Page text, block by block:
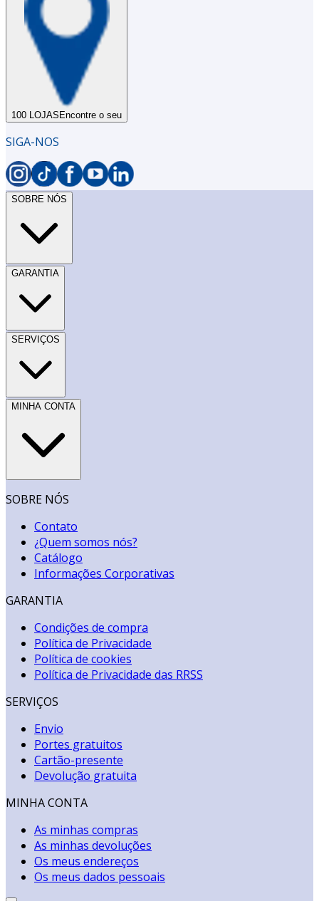
100 LOJAS Encontre o seu
SIGA-NOS
SOBRE NÓS
GARANTIA
SERVIÇOS
MINHA CONTA
SOBRE NÓS
Contato
¿Quem somos nós?
Catálogo
Informações Corporativas
GARANTIA
Condições de compra
Política de Privacidade
Política de cookies
Política de Privacidade das RRSS
SERVIÇOS
Envio
Portes gratuitos
Cartão-presente
Devolução gratuita
MINHA CONTA
As minhas compras
As minhas devoluções
Os meus endereços
Os meus dados pessoais